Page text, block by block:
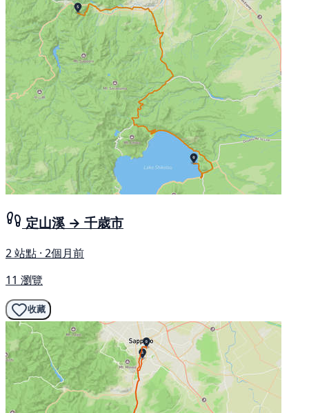
定山溪 → 千歳市
2 站點 · 2個月前
11 瀏覽
收藏